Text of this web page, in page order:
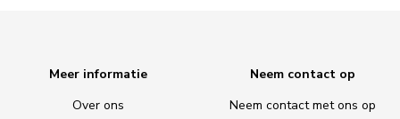
Meer informatie
Over ons
Neem contact op
Neem contact met ons op